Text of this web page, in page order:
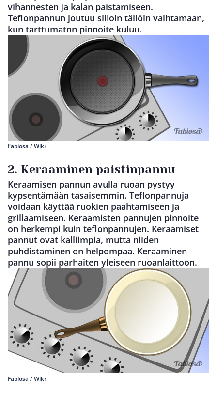
vihannesten ja kalan paistamiseen.
Teflonpannun joutuu silloin tällöin vaihtamaan,
kun tarttumaton pinnoite kuluu.
Fabiosa / Wikr
2. Keraaminen paistinpannu
Keraamisen pannun avulla ruoan pystyy
kypsentämään tasaisemmin. Teflonpannuja
voidaan käyttää ruokien paahtamiseen ja
grillaamiseen. Keraamisten pannujen pinnoite
on herkempi kuin teflonpannujen. Keraamiset
pannut ovat kalliimpia, mutta niiden
puhdistaminen on helpompaa. Keraaminen
pannu sopii parhaiten yleiseen ruoanlaittoon.
Fabiosa / Wikr